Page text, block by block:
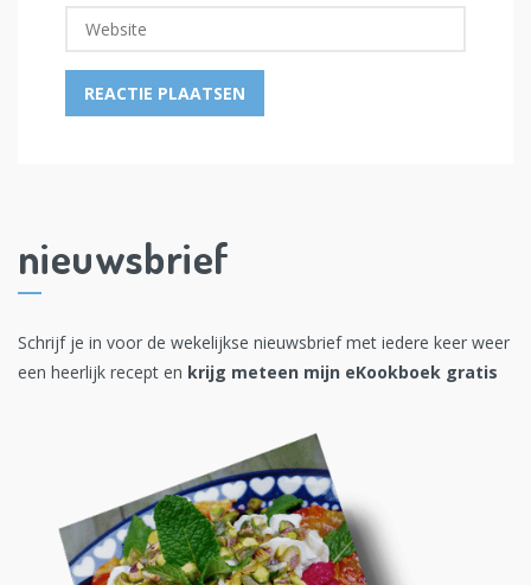
nieuwsbrief
Schrijf je in voor de wekelijkse nieuwsbrief met iedere keer weer
een heerlijk recept en krijg meteen mijn eKookboek gratis